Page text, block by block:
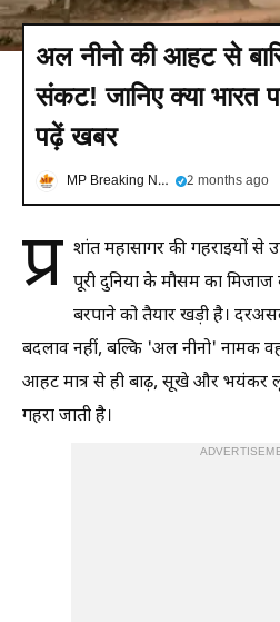
अल नीनो की आहट से
संकट! जानिए क्या भारत
पढ़ें खबर
MP Breaking News 2 months ago
प्र शांत महासागर की गहराइयों
पूरी दुनिया के मौसम का
बरपाने को तैयार खड़ी है।
बदलाव नहीं, बल्कि 'अल नीनो' नामक
आहट मात्र से ही बाढ़, सूखे और भयंकर
गहरा जाती है।